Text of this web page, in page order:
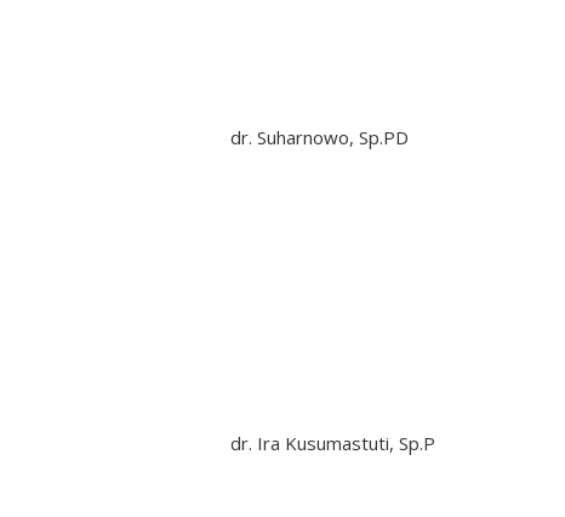
dr. Suharnowo, Sp.PD
dr. Ira Kusumastuti, Sp.P